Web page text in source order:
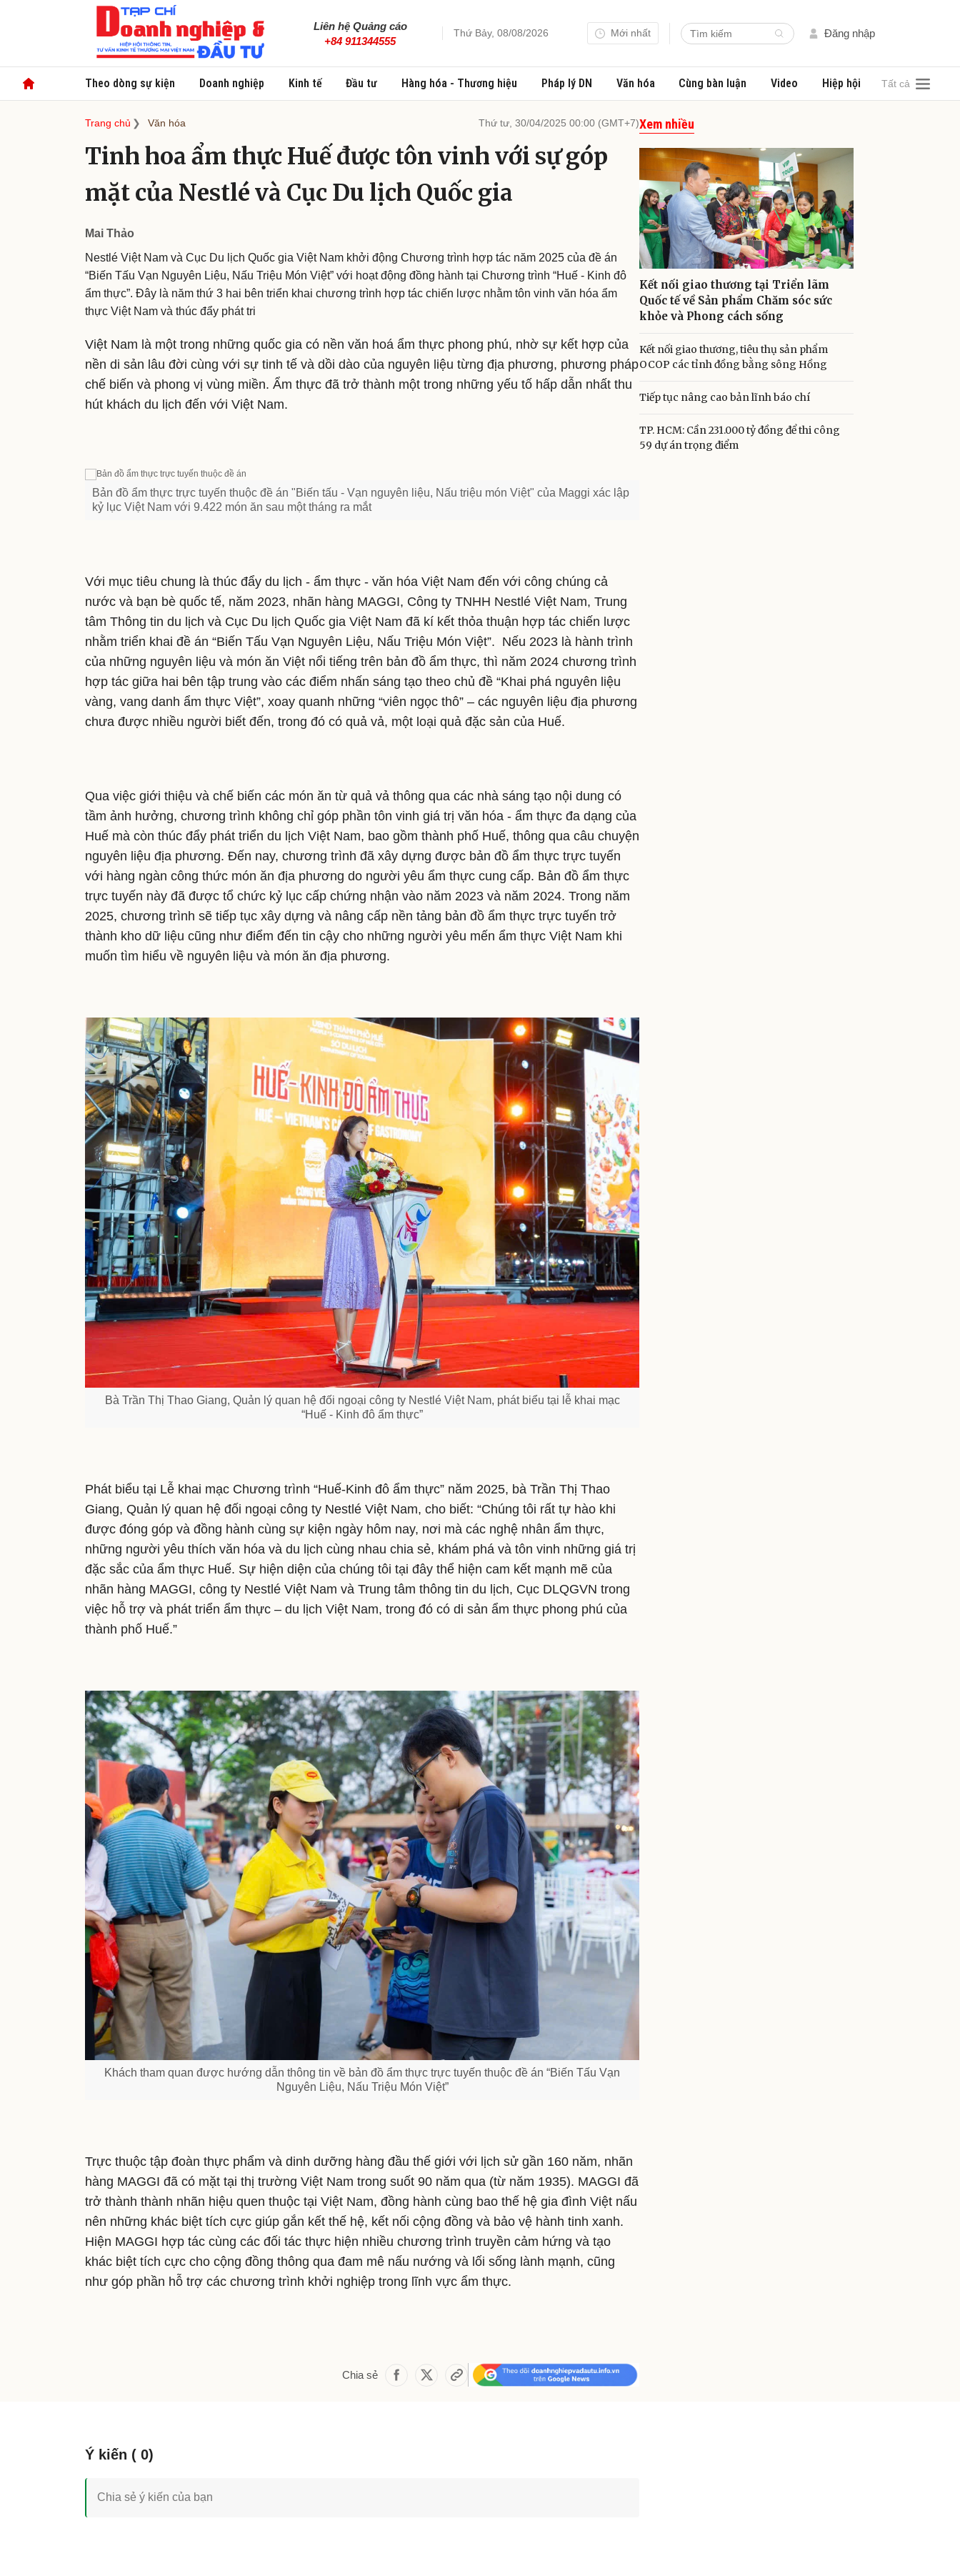
Liên hệ Quảng cáo
+84 911344555
Thứ Bảy, 08/08/2026 Mới nhất Đăng nhập
Theo dòng sự kiện Doanh nghiệp Kinh tế Đầu tư Hàng hóa - Thương hiệu Pháp lý DN Văn hóa Cùng bàn luận Video Hiệp hội Tất cả
Trang chủ Văn hóa Thứ tư, 30/04/2025 00:00 (GMT+7)
Tinh hoa ẩm thực Huế được tôn vinh với sự góp
mặt của Nestlé và Cục Du lịch Quốc gia
Mai Thảo
Nestlé Việt Nam và Cục Du lịch Quốc gia Việt Nam khởi động Chương trình hợp tác năm 2025 của đề án
“Biến Tấu Vạn Nguyên Liệu, Nấu Triệu Món Việt” với hoạt động đồng hành tại Chương trình “Huế - Kinh đô
ẩm thực”. Đây là năm thứ 3 hai bên triển khai chương trình hợp tác chiến lược nhằm tôn vinh văn hóa ẩm
thực Việt Nam và thúc đẩy phát tri
Việt Nam là một trong những quốc gia có nền văn hoá ẩm thực phong phú, nhờ sự kết hợp của
nền di sản lâu đời cùng với sự tinh tế và dồi dào của nguyên liệu từng địa phương, phương pháp
chế biến và phong vị vùng miền. Ẩm thực đã trở thành một trong những yếu tố hấp dẫn nhất thu
hút khách du lịch đến với Việt Nam.
Bản đồ ẩm thực trực tuyến thuộc đề án "Biến tấu - Vạn nguyên liệu, Nấu triệu món Việt" của Maggi xác lập
kỷ lục Việt Nam với 9.422 món ăn sau một tháng ra mắt
Với mục tiêu chung là thúc đẩy du lịch - ẩm thực - văn hóa Việt Nam đến với công chúng cả
nước và bạn bè quốc tế, năm 2023, nhãn hàng MAGGI, Công ty TNHH Nestlé Việt Nam, Trung
tâm Thông tin du lịch và Cục Du lịch Quốc gia Việt Nam đã kí kết thỏa thuận hợp tác chiến lược
nhằm triển khai đề án “Biến Tấu Vạn Nguyên Liệu, Nấu Triệu Món Việt”. Nếu 2023 là hành trình
của những nguyên liệu và món ăn Việt nổi tiếng trên bản đồ ẩm thực, thì năm 2024 chương trình
hợp tác giữa hai bên tập trung vào các điểm nhấn sáng tạo theo chủ đề “Khai phá nguyên liệu
vàng, vang danh ẩm thực Việt”, xoay quanh những “viên ngọc thô” – các nguyên liệu địa phương
chưa được nhiều người biết đến, trong đó có quả vả, một loại quả đặc sản của Huế.
Qua việc giới thiệu và chế biến các món ăn từ quả vả thông qua các nhà sáng tạo nội dung có
tầm ảnh hưởng, chương trình không chỉ góp phần tôn vinh giá trị văn hóa - ẩm thực đa dạng của
Huế mà còn thúc đẩy phát triển du lịch Việt Nam, bao gồm thành phố Huế, thông qua câu chuyện
nguyên liệu địa phương. Đến nay, chương trình đã xây dựng được bản đồ ẩm thực trực tuyến
với hàng ngàn công thức món ăn địa phương do người yêu ẩm thực cung cấp. Bản đồ ẩm thực
trực tuyến này đã được tổ chức kỷ lục cấp chứng nhận vào năm 2023 và năm 2024. Trong năm
2025, chương trình sẽ tiếp tục xây dựng và nâng cấp nền tảng bản đồ ẩm thực trực tuyến trở
thành kho dữ liệu cũng như điểm đến tin cậy cho những người yêu mến ẩm thực Việt Nam khi
muốn tìm hiểu về nguyên liệu và món ăn địa phương.
Bà Trần Thị Thao Giang, Quản lý quan hệ đối ngoại công ty Nestlé Việt Nam, phát biểu tại lễ khai mạc
“Huế - Kinh đô ẩm thực”
Phát biểu tại Lễ khai mạc Chương trình “Huế-Kinh đô ẩm thực” năm 2025, bà Trần Thị Thao
Giang, Quản lý quan hệ đối ngoại công ty Nestlé Việt Nam, cho biết: “Chúng tôi rất tự hào khi
được đóng góp và đồng hành cùng sự kiện ngày hôm nay, nơi mà các nghệ nhân ẩm thực,
những người yêu thích văn hóa và du lịch cùng nhau chia sẻ, khám phá và tôn vinh những giá trị
đặc sắc của ẩm thực Huế. Sự hiện diện của chúng tôi tại đây thể hiện cam kết mạnh mẽ của
nhãn hàng MAGGI, công ty Nestlé Việt Nam và Trung tâm thông tin du lịch, Cục DLQGVN trong
việc hỗ trợ và phát triển ẩm thực – du lịch Việt Nam, trong đó có di sản ẩm thực phong phú của
thành phố Huế.”
Khách tham quan được hướng dẫn thông tin về bản đồ ẩm thực trực tuyến thuộc đề án “Biến Tấu Vạn
Nguyên Liệu, Nấu Triệu Món Việt”
Trực thuộc tập đoàn thực phẩm và dinh dưỡng hàng đầu thế giới với lịch sử gần 160 năm, nhãn
hàng MAGGI đã có mặt tại thị trường Việt Nam trong suốt 90 năm qua (từ năm 1935). MAGGI đã
trở thành thành nhãn hiệu quen thuộc tại Việt Nam, đồng hành cùng bao thế hệ gia đình Việt nấu
nên những khác biệt tích cực giúp gắn kết thế hệ, kết nối cộng đồng và bảo vệ hành tinh xanh.
Hiện MAGGI hợp tác cùng các đối tác thực hiện nhiều chương trình truyền cảm hứng và tạo
khác biệt tích cực cho cộng đồng thông qua đam mê nấu nướng và lối sống lành mạnh, cũng
như góp phần hỗ trợ các chương trình khởi nghiệp trong lĩnh vực ẩm thực.
Chia sẻ
Xem nhiều
Kết nối giao thương tại Triển lãm
Quốc tế về Sản phẩm Chăm sóc sức
khỏe và Phong cách sống
Kết nối giao thương, tiêu thụ sản phẩm
OCOP các tỉnh đồng bằng sông Hồng
Tiếp tục nâng cao bản lĩnh báo chí
TP. HCM: Cần 231.000 tỷ đồng để thi công
59 dự án trọng điểm